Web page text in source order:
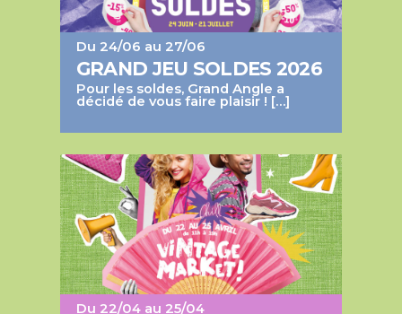
Du 24/06 au 27/06
GRAND JEU SOLDES 2026
Pour les soldes, Grand Angle a
décidé de vous faire plaisir ! […]
Du 22/04 au 25/04